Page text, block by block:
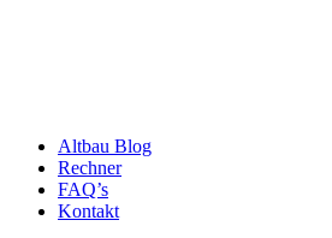
Altbau Blog
Rechner
FAQ’s
Kontakt